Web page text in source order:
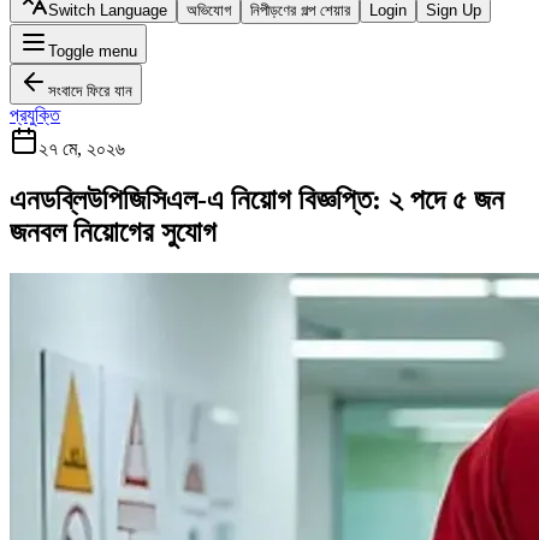
Switch Language অভিযোগ নিপীড়ণের গল্প শেয়ার Login Sign Up
Toggle menu
সংবাদে ফিরে যান
প্রযুক্তি
২৭ মে, ২০২৬
এনডব্লিউপিজিসিএল-এ নিয়োগ বিজ্ঞপ্তি: ২ পদে ৫ জন
জনবল নিয়োগের সুযোগ